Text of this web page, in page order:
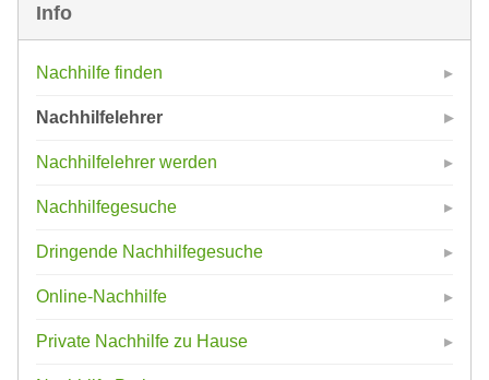
Info
Nachhilfe finden
Nachhilfelehrer
Nachhilfelehrer werden
Nachhilfegesuche
Dringende Nachhilfegesuche
Online-Nachhilfe
Private Nachhilfe zu Hause